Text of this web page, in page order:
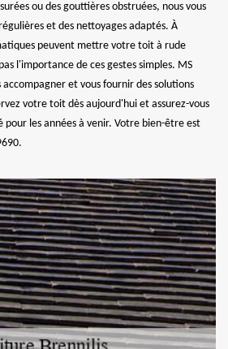
ou des gouttières obstruées, nous vous
et des nettoyages adaptés. À
peuvent mettre votre toit à rude
l'importance de ces gestes simples. MS
et vous fournir des solutions
votre toit dès aujourd'hui et assurez-vous
pour les années à venir. Votre bien-être est